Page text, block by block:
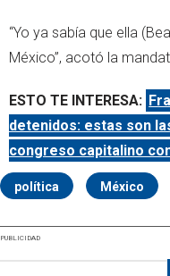
“Yo ya sabía que ella
México”, acotó la
ESTO TE INTERESA:
detenidos: estas son
congreso capitalino
política México
PUBLICIDAD